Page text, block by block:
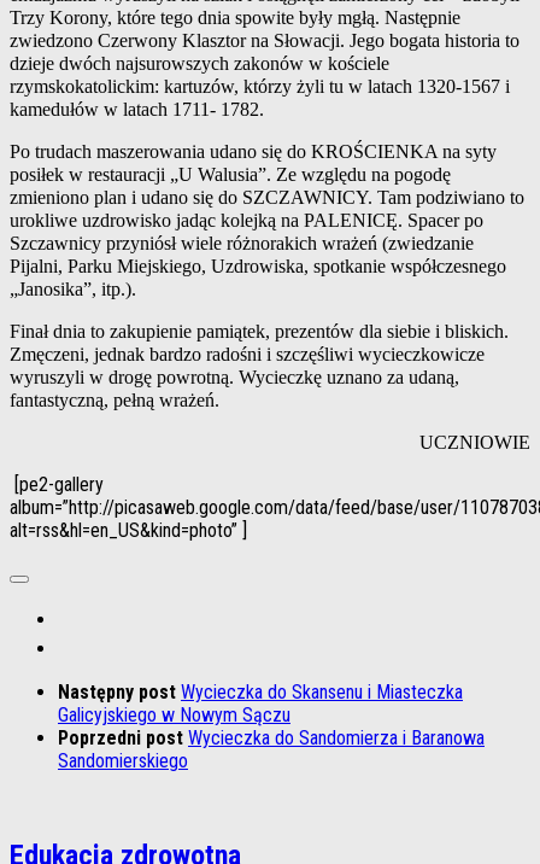
Trzy Korony, które tego dnia spowite były mgłą. Następnie
zwiedzono Czerwony Klasztor na Słowacji. Jego bogata historia to
dzieje dwóch najsurowszych zakonów w kościele
rzymskokatolickim: kartuzów, którzy żyli tu w latach 1320-1567 i
kamedułów w latach 1711- 1782.
Po trudach maszerowania udano się do KROŚCIENKA na syty
posiłek w restauracji „U Walusia”. Ze względu na pogodę
zmieniono plan i udano się do SZCZAWNICY. Tam podziwiano to
urokliwe uzdrowisko jadąc kolejką na PALENICĘ. Spacer po
Szczawnicy przyniósł wiele różnorakich wrażeń (zwiedzanie
Pijalni, Parku Miejskiego, Uzdrowiska, spotkanie współczesnego
„Janosika”, itp.).
Finał dnia to zakupienie pamiątek, prezentów dla siebie i bliskich.
Zmęczeni, jednak bardzo radośni i szczęśliwi wycieczkowicze
wyruszyli w drogę powrotną. Wycieczkę uznano za udaną,
fantastyczną, pełną wrażeń.
UCZNIOWIE
[pe2-gallery
album=”http://picasaweb.google.com/data/feed/base/user/
alt=rss&hl=en_US&kind=photo” ]
Następny post Wycieczka do Skansenu i Miasteczka
Galicyjskiego w Nowym Sączu
Poprzedni post Wycieczka do Sandomierza i Baranowa
Sandomierskiego
Edukacja zdrowotna